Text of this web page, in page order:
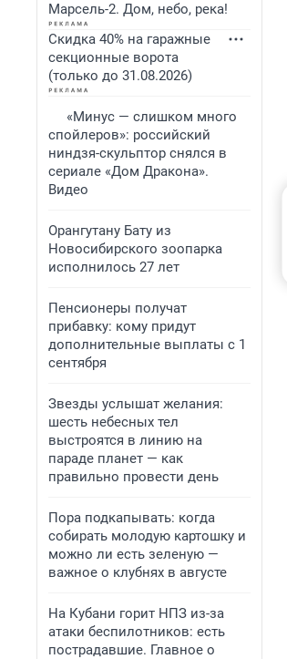
Марсель-2. Дом, небо, река!
Скидка 40% на гаражные
секционные ворота
(только до 31.08.2026)
«Минус — слишком много
спойлеров»: российский
ниндзя-скульптор снялся в
сериале «Дом Дракона».
Видео
Орангутану Бату из
Новосибирского зоопарка
исполнилось 27 лет
Пенсионеры получат
прибавку: кому придут
дополнительные выплаты с 1
сентября
Звезды услышат желания:
шесть небесных тел
выстроятся в линию на
параде планет — как
правильно провести день
Пора подкапывать: когда
собирать молодую картошку и
можно ли есть зеленую —
важное о клубнях в августе
На Кубани горит НПЗ из-за
атаки беспилотников: есть
пострадавшие. Главное о